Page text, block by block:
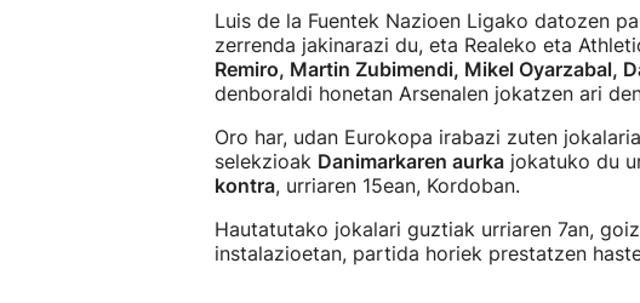
Luis de la Fuentek Nazioen Ligako datozen
zerrenda jakinarazi du, eta Realeko eta
Remiro, Martin Zubimendi, Mikel Oyarzabal,
denboraldi honetan Arsenalen jokatzen ari
Oro har, udan Eurokopa irabazi zuten
selekzioak Danimarkaren aurka jokatuko du
kontra, urriaren 15ean, Kordoban.
Hautatutako jokalari guztiak urriaren 7an,
instalazioetan, partida horiek prestatzen